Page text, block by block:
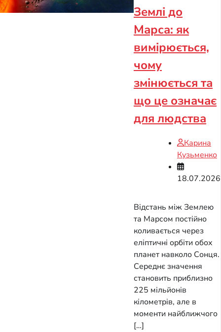
Землі до
Марса: як
вимірюється,
чому
змінюється та
що це означає
для людства
Карина
Кузьменко
18.07.2026
Відстань між Землею
та Марсом постійно
коливається через
еліптичні орбіти обох
планет навколо Сонця.
Середнє значення
становить приблизно
225 мільйонів
кілометрів, але в
моменти найближчого
[…]